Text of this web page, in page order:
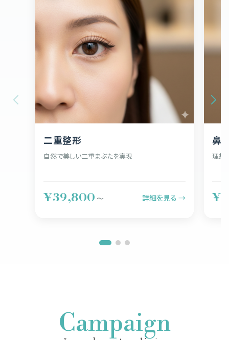
二重整形
自然で美しい二重まぶたを実現
¥39,800 〜 詳細を見る →
鼻
理想
Campaign